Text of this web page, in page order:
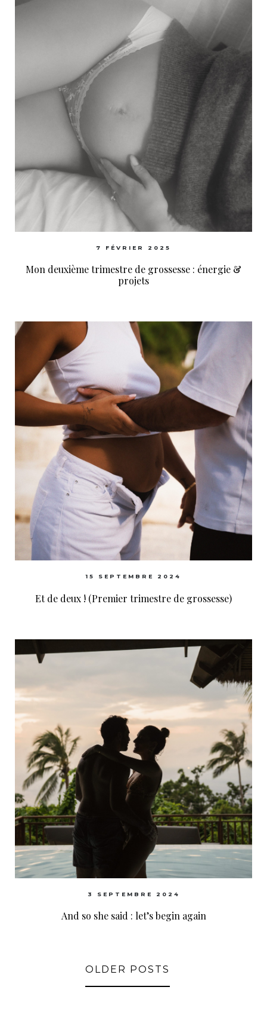
7 FÉVRIER 2025
Mon deuxième trimestre de grossesse : énergie &
projets
15 SEPTEMBRE 2024
Et de deux ! (Premier trimestre de grossesse)
3 SEPTEMBRE 2024
And so she said : let’s begin again
OLDER POSTS